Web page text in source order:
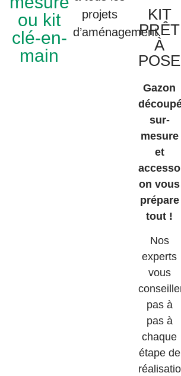
ou kit
clé-en-
main
projets
d’aménagement.
KIT
PRÊT
À
Gazon
sur-
mesure
et
on vous
prépare
tout !
Nos
experts
vous
pas à
pas à
chaque
étape de